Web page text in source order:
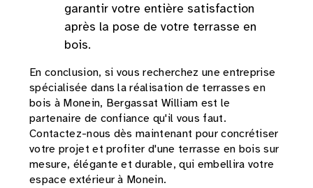
garantir votre entière satisfaction
après la pose de votre terrasse en
bois.
En conclusion, si vous recherchez une entreprise
spécialisée dans la réalisation de terrasses en
bois à Monein, Bergassat William est le
partenaire de confiance qu'il vous faut.
Contactez-nous dès maintenant pour concrétiser
votre projet et profiter d'une terrasse en bois sur
mesure, élégante et durable, qui embellira votre
espace extérieur à Monein.